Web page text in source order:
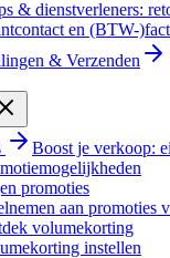
& dienstverleners:
en (BTW-
& Verzenden
Boost je verkoop:
promoties
aan promoties
volumekorting
instellen